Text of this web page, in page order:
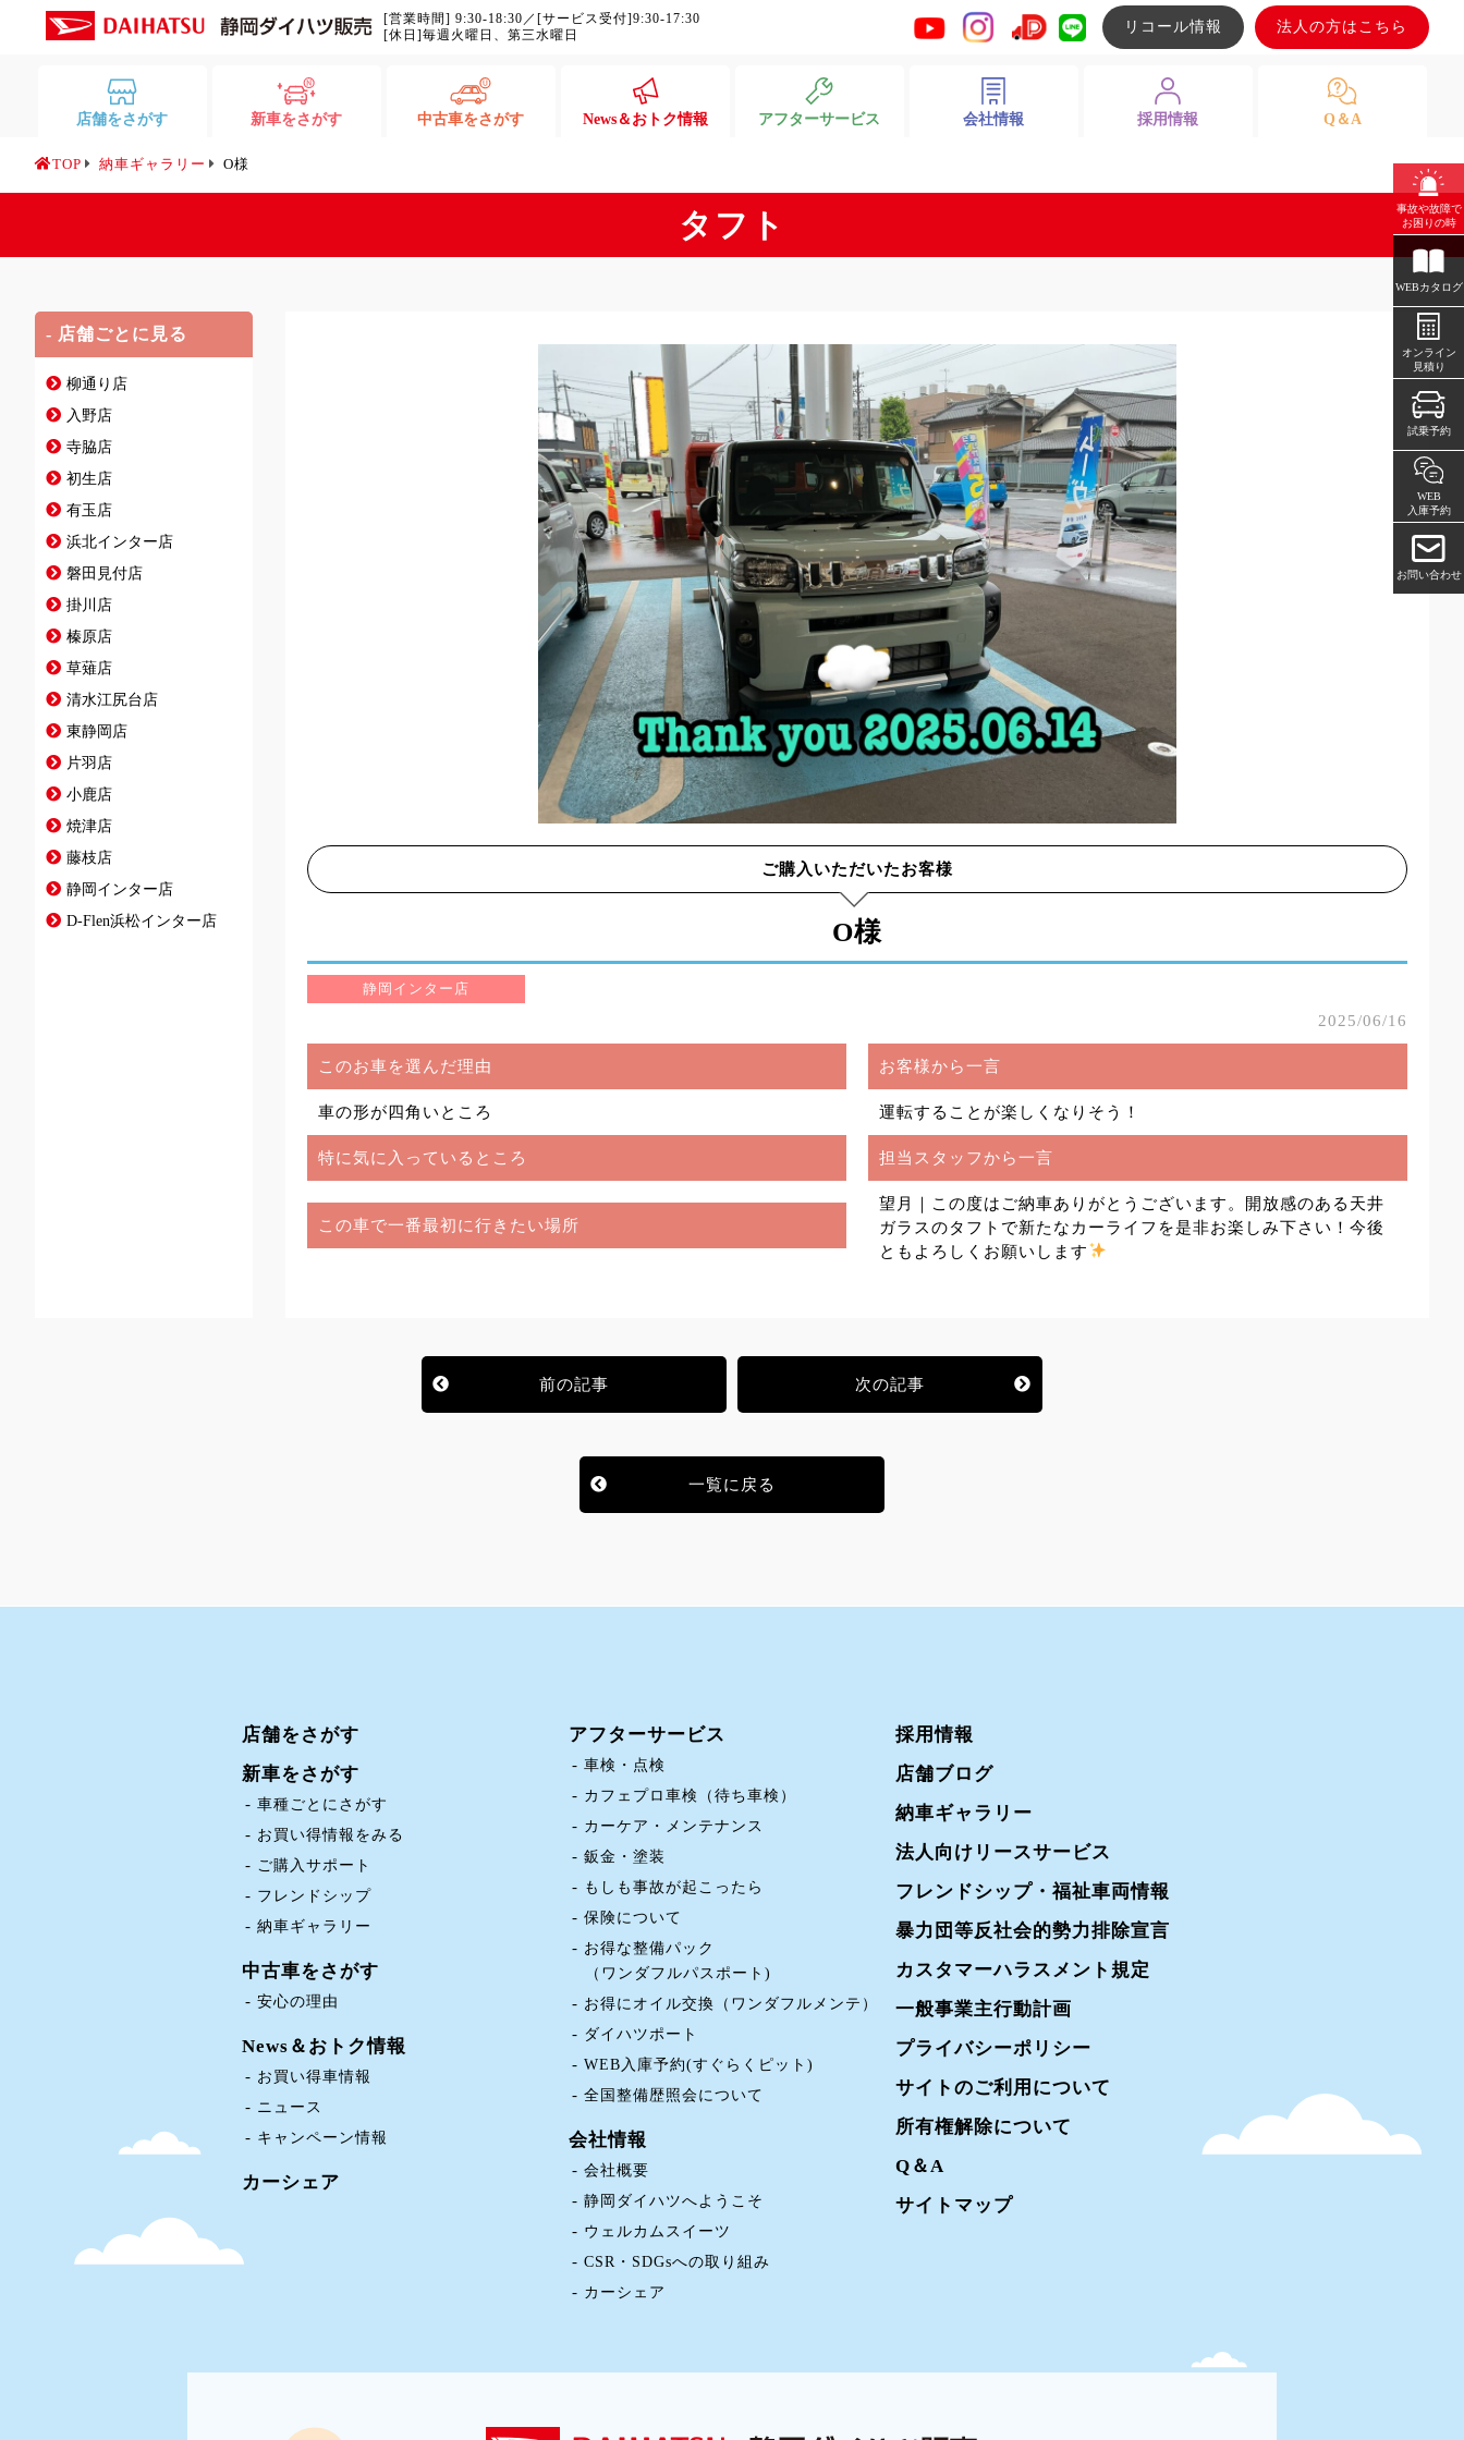
[営業時間] 9:30-18:30／[サービス受付]9:30-17:30
[休日]毎週火曜日、第三水曜日
リコール情報 法人の方はこちら
店舗をさがす 新車をさがす 中古車をさがす News＆おトク情報 アフターサービス 会社情報 採用情報 Q＆A
事故や故障で
お困りの時
WEBカタログ
オンライン
見積り
試乗予約
WEB
入庫予約
お問い合わせ
TOP 納車ギャラリー O様
タフト
- 店舗ごとに見る
柳通り店
入野店
寺脇店
初生店
有玉店
浜北インター店
磐田見付店
掛川店
榛原店
草薙店
清水江尻台店
東静岡店
片羽店
小鹿店
焼津店
藤枝店
静岡インター店
D-Flen浜松インター店
ご購入いただいたお客様
O様
静岡インター店
2025/06/16
このお車を選んだ理由
車の形が四角いところ
特に気に入っているところ
この車で一番最初に行きたい場所
お客様から一言
運転することが楽しくなりそう！
担当スタッフから一言
望月｜この度はご納車ありがとうございます。開放感のある天井
ガラスのタフトで新たなカーライフを是非お楽しみ下さい！今後
ともよろしくお願いします
前の記事 次の記事
一覧に戻る
店舗をさがす
新車をさがす
車種ごとにさがす
お買い得情報をみる
ご購入サポート
フレンドシップ
納車ギャラリー
中古車をさがす
安心の理由
News＆おトク情報
お買い得車情報
ニュース
キャンペーン情報
カーシェア
アフターサービス
車検・点検
カフェプロ車検（待ち車検）
カーケア・メンテナンス
鈑金・塗装
もしも事故が起こったら
保険について
お得な整備パック
（ワンダフルパスポート)
お得にオイル交換（ワンダフルメンテ）
ダイハツポート
WEB入庫予約(すぐらくピット)
全国整備歴照会について
会社情報
会社概要
静岡ダイハツへようこそ
ウェルカムスイーツ
CSR・SDGsへの取り組み
カーシェア
採用情報
店舗ブログ
納車ギャラリー
法人向けリースサービス
フレンドシップ・福祉車両情報
暴力団等反社会的勢力排除宣言
カスタマーハラスメント規定
一般事業主行動計画
プライバシーポリシー
サイトのご利用について
所有権解除について
Q＆A
サイトマップ